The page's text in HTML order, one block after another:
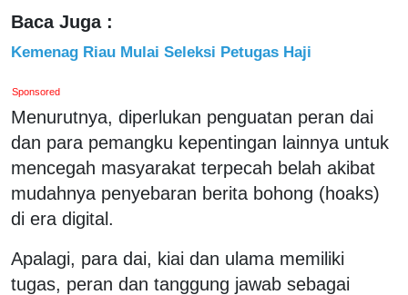
Baca Juga :
Kemenag Riau Mulai Seleksi Petugas Haji
Sponsored
Menurutnya, diperlukan penguatan peran dai
dan para pemangku kepentingan lainnya untuk
mencegah masyarakat terpecah belah akibat
mudahnya penyebaran berita bohong (hoaks)
di era digital.
Apalagi, para dai, kiai dan ulama memiliki
tugas, peran dan tanggung jawab sebagai